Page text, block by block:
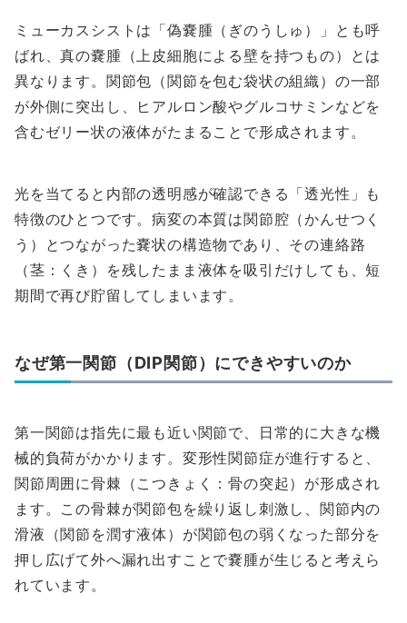
ミューカスシストは「偽嚢腫（ぎのうしゅ）」とも呼
ばれ、真の嚢腫（上皮細胞による壁を持つもの）とは
異なります。関節包（関節を包む袋状の組織）の一部
が外側に突出し、ヒアルロン酸やグルコサミンなどを
含むゼリー状の液体がたまることで形成されます。
光を当てると内部の透明感が確認できる「透光性」も
特徴のひとつです。病変の本質は関節腔（かんせつく
う）とつながった嚢状の構造物であり、その連絡路
（茎：くき）を残したまま液体を吸引だけしても、短
期間で再び貯留してしまいます。
なぜ第一関節（DIP関節）にできやすいのか
第一関節は指先に最も近い関節で、日常的に大きな機
械的負荷がかかります。変形性関節症が進行すると、
関節周囲に骨棘（こつきょく：骨の突起）が形成され
ます。この骨棘が関節包を繰り返し刺激し、関節内の
滑液（関節を潤す液体）が関節包の弱くなった部分を
押し広げて外へ漏れ出すことで嚢腫が生じると考えら
れています。